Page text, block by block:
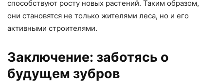
способствуют росту новых растений. Таким образом,
они становятся не только жителями леса, но и его
активными строителями.
Заключение: заботясь о
будущем зубров